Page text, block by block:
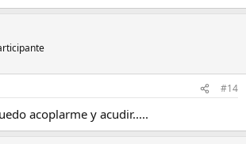
#14
acoplarme y acudir.....